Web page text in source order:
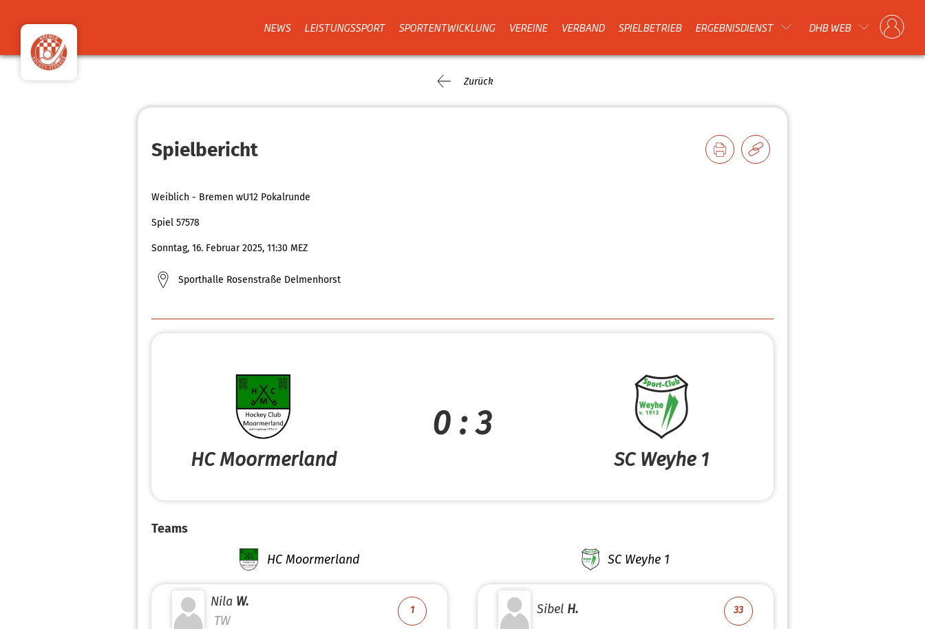
NEWS LEISTUNGSSPORT SPORTENTWICKLUNG VEREINE VERBAND SPIELBETRIEB ERGEBNISDIENST DHB WEB
Zurück
Spielbericht
Weiblich - Bremen wU12 Pokalrunde
Spiel 57578
Sonntag, 16. Februar 2025, 11:30 MEZ
Sporthalle Rosenstraße Delmenhorst
HC Moormerland
0 : 3
SC Weyhe 1
Teams
HC Moormerland
Nila W.
TW
1
SC Weyhe 1
Sibel H. 33